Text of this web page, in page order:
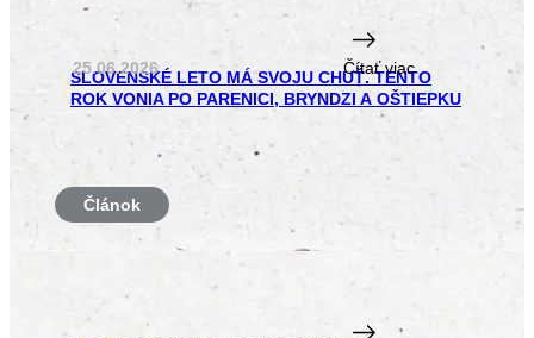
SLOVENSKÉ LETO MÁ SVOJU CHUŤ. TENTO
ROK VONIA PO PARENICI, BRYNDZI A OŠTIEPKU
25.06.2026 Čítať viac
Článok